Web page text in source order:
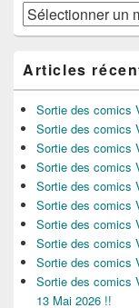
Archives
Articles
Sortie des comics
Sortie des comics
Sortie des comics
Sortie des comics
Sortie des comics
Sortie des comics
Sortie des comics
Sortie des comics
Sortie des comics
Sortie des comics
13 Mai 2026 !!